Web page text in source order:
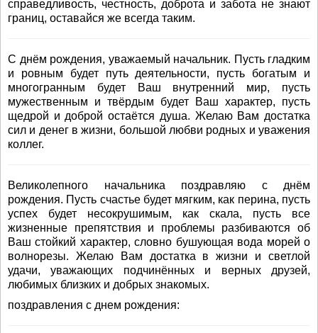
справедливость, честность, доброта и забота не знают
границ, оставайся же всегда таким.
С днём рождения, уважаемый начальник. Пусть гладким
и ровным будет путь деятельности, пусть богатым и
многогранным будет Ваш внутренний мир, пусть
мужественным и твёрдым будет Ваш характер, пусть
щедрой и доброй остаётся душа. Желаю Вам достатка
сил и денег в жизни, большой любви родных и уважения
коллег.
Великолепного начальника поздравляю с днём
рождения. Пусть счастье будет мягким, как перина, пусть
успех будет несокрушимым, как скала, пусть все
жизненные препятствия и проблемы разбиваются об
Ваш стойкий характер, словно бушующая вода морей о
волнорезы. Желаю Вам достатка в жизни и светлой
удачи, уважающих подчинённых и верных друзей,
любимых близких и добрых знакомых.
поздравления с днем рождения: